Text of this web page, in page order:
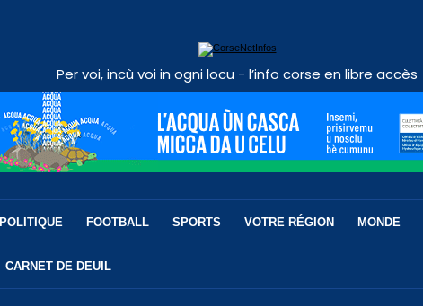
Per voi, incù voi in ogni locu - l’info corse en libre accès
POLITIQUE FOOTBALL SPORTS VOTRE RÉGION MONDE
CARNET DE DEUIL